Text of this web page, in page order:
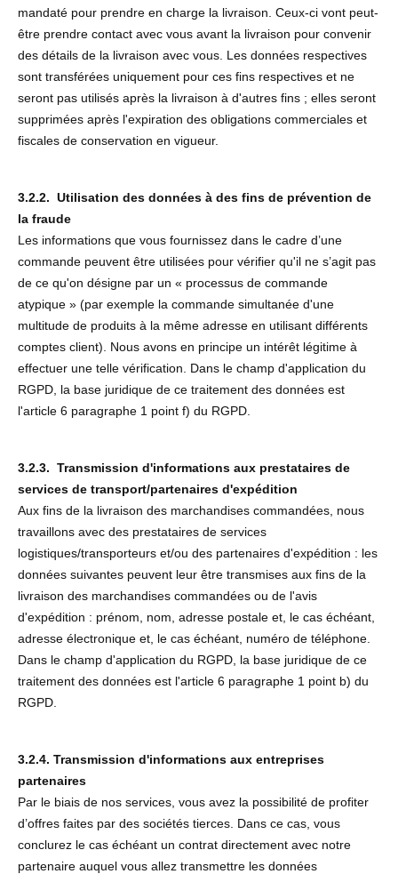
mandaté pour prendre en charge la livraison. Ceux-ci vont peut-
être prendre contact avec vous avant la livraison pour convenir
des détails de la livraison avec vous. Les données respectives
sont transférées uniquement pour ces fins respectives et ne
seront pas utilisés après la livraison à d'autres fins ; elles seront
supprimées après l'expiration des obligations commerciales et
fiscales de conservation en vigueur.
3.2.2. Utilisation des données à des fins de prévention de
la fraude
Les informations que vous fournissez dans le cadre d’une
commande peuvent être utilisées pour vérifier qu'il ne s’agit pas
de ce qu'on désigne par un « processus de commande
atypique » (par exemple la commande simultanée d'une
multitude de produits à la même adresse en utilisant différents
comptes client). Nous avons en principe un intérêt légitime à
effectuer une telle vérification. Dans le champ d'application du
RGPD, la base juridique de ce traitement des données est
l'article 6 paragraphe 1 point f) du RGPD.
3.2.3. Transmission d'informations aux prestataires de
services de transport/partenaires d'expédition
Aux fins de la livraison des marchandises commandées, nous
travaillons avec des prestataires de services
logistiques/transporteurs et/ou des partenaires d'expédition : les
données suivantes peuvent leur être transmises aux fins de la
livraison des marchandises commandées ou de l'avis
d'expédition : prénom, nom, adresse postale et, le cas échéant,
adresse électronique et, le cas échéant, numéro de téléphone.
Dans le champ d'application du RGPD, la base juridique de ce
traitement des données est l'article 6 paragraphe 1 point b) du
RGPD.
3.2.4. Transmission d'informations aux entreprises
partenaires
Par le biais de nos services, vous avez la possibilité de profiter
d’offres faites par des sociétés tierces. Dans ce cas, vous
conclurez le cas échéant un contrat directement avec notre
partenaire auquel vous allez transmettre les données